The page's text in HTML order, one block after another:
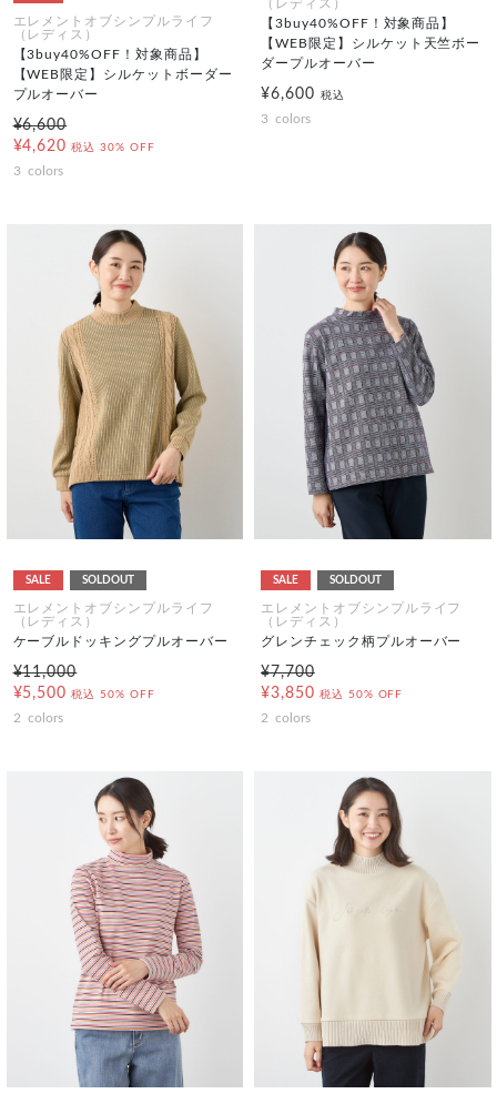
エレメントオブシンプルライフ
（レディス）
【3buy40%OFF！対象商品】
【WEB限定】シルケットボーダー
プルオーバー
¥6,600
¥4,620 税込 30% OFF
3 colors
（レディス）
【3buy40%OFF！対象商品】
【WEB限定】シルケット天竺ボー
ダープルオーバー
¥6,600 税込
3 colors
SALE SOLDOUT
エレメントオブシンプルライフ
（レディス）
ケーブルドッキングプルオーバー
¥11,000
¥5,500 税込 50% OFF
2 colors
SALE SOLDOUT
エレメントオブシンプルライフ
（レディス）
グレンチェック柄プルオーバー
¥7,700
¥3,850 税込 50% OFF
2 colors